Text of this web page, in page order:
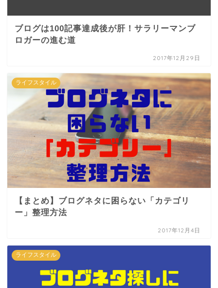
ブログは100記事達成後が肝！サラリーマンブ
ロガーの進む道
2017年12月29日
ライフスタイル
【まとめ】ブログネタに困らない「カテゴリ
ー」整理方法
2017年12月4日
ライフスタイル